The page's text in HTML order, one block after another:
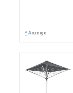
* Anzeige